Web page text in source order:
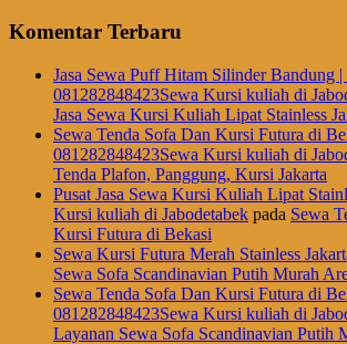
Komentar Terbaru
Jasa Sewa Puff Hitam Silinder Bandung |
081282848423Sewa Kursi kuliah di
Jasa Sewa Kursi Kuliah Lipat Stainless
Sewa Tenda Sofa Dan Kursi Futura di
081282848423Sewa Kursi kuliah di
Tenda Plafon, Panggung, Kursi Jakarta
Pusat Jasa Sewa Kursi Kuliah Lipat
Kursi kuliah di Jabodetabek pada Sewa
Kursi Futura di Bekasi
Sewa Kursi Futura Merah Stainless
Sewa Sofa Scandinavian Putih Murah
Sewa Tenda Sofa Dan Kursi Futura di
081282848423Sewa Kursi kuliah di
Layanan Sewa Sofa Scandinavian Putih